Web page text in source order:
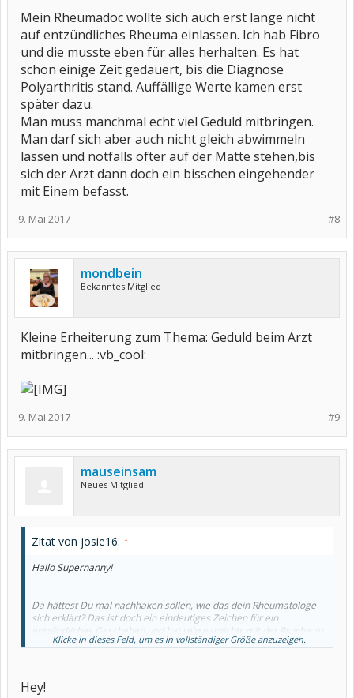
Mein Rheumadoc wollte sich auch erst lange nicht
auf entzündliches Rheuma einlassen. Ich hab Fibro
und die musste eben für alles herhalten. Es hat
schon einige Zeit gedauert, bis die Diagnose
Polyarthritis stand. Auffällige Werte kamen erst
später dazu.
Man muss manchmal echt viel Geduld mitbringen.
Man darf sich aber auch nicht gleich abwimmeln
lassen und notfalls öfter auf der Matte stehen,bis
sich der Arzt dann doch ein bisschen eingehender
mit Einem befasst.
#8
9. Mai 2017
mondbein
Bekanntes Mitglied
Kleine Erheiterung zum Thema: Geduld beim Arzt
mitbringen... :vb_cool:
#9
9. Mai 2017
mauseinsam
Neues Mitglied
Zitat von josie16: ↑
Hallo Supernanny!
Da hättest Du mal nachhaken sollen, wie das dein Rheumatologe
sich erklärt? Das ist doch ein eindeutiges Zeichen für ein
entzündliches Geschehen und hat rein garnichts mit der Psyche zu
tun. Das in Kombination mit deiner Familiengeschichte müßte
einfach einen vernüftigen Rheumatologen.
Klicke in dieses Feld, um es in vollständiger Größe anzuzeigen.
Hey!